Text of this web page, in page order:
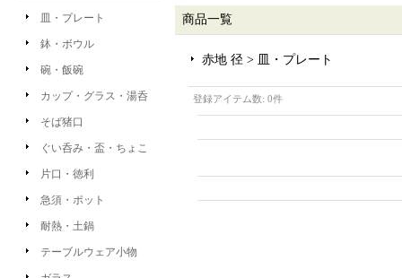
皿・プレート
鉢・ボウル
碗・飯碗
カップ・グラス・湯呑
そば猪口
ぐい呑み・盃・ちょこ
片口・徳利
急須・ポット
耐熱・土鍋
テーブルウェア小物
商品一覧
赤地 径 > 皿・プレート
登録アイテム数: 0件